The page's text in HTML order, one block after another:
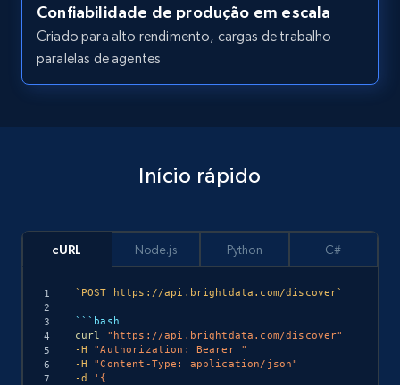
Confiabilidade de produção em escala
Criado para alto rendimento, cargas de trabalho
paralelas de agentes
cURL
` POST https://api.brightdata.com/discover`
curl
"https://api.brightdata.com/discover"
-H
"Authorization: Bearer "
-H
"Content-Type: application/json"
-d
'{
Node.js Python C#
Início rápido